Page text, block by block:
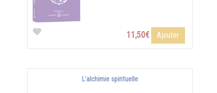
11,50€ Ajouter
L'alchimie spirituelle